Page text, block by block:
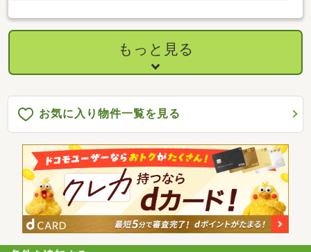
もっと見る
お気に入り物件一覧を見る